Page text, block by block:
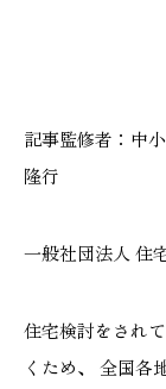
記事監修者：中
隆行
一般社団法人 住
住宅検討をされ
くため、 全国各